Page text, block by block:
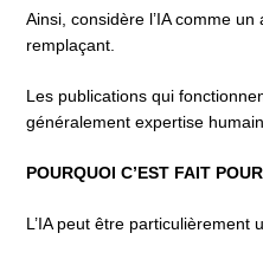
Ainsi, considère l’IA comme
remplaçant.
Les publications qui
généralement expertise
POURQUOI C’EST FAIT
L’IA peut être particulièrement